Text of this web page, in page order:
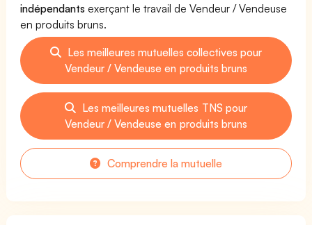
indépendants exerçant le travail de Vendeur / Vendeuse
en produits bruns.
Les meilleures mutuelles collectives pour
Vendeur / Vendeuse en produits bruns
Les meilleures mutuelles TNS pour
Vendeur / Vendeuse en produits bruns
Comprendre la mutuelle